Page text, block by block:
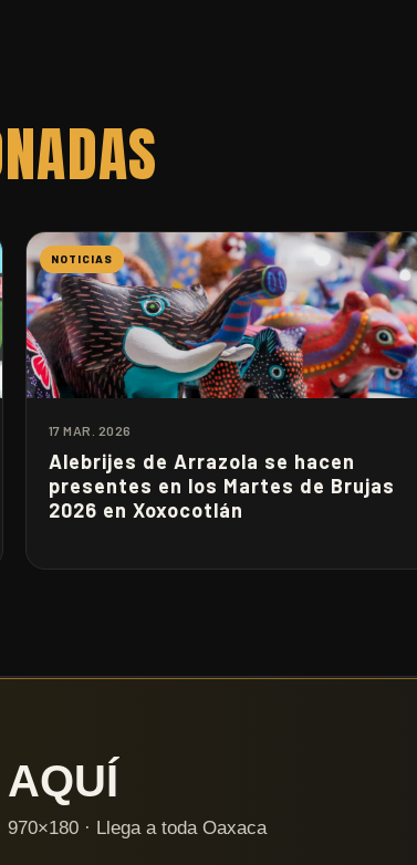
NOTICIAS
17 MAR. 2026
Alebrijes de Arrazola se hacen
presentes en los Martes de Brujas
2026 en Xoxocotlán